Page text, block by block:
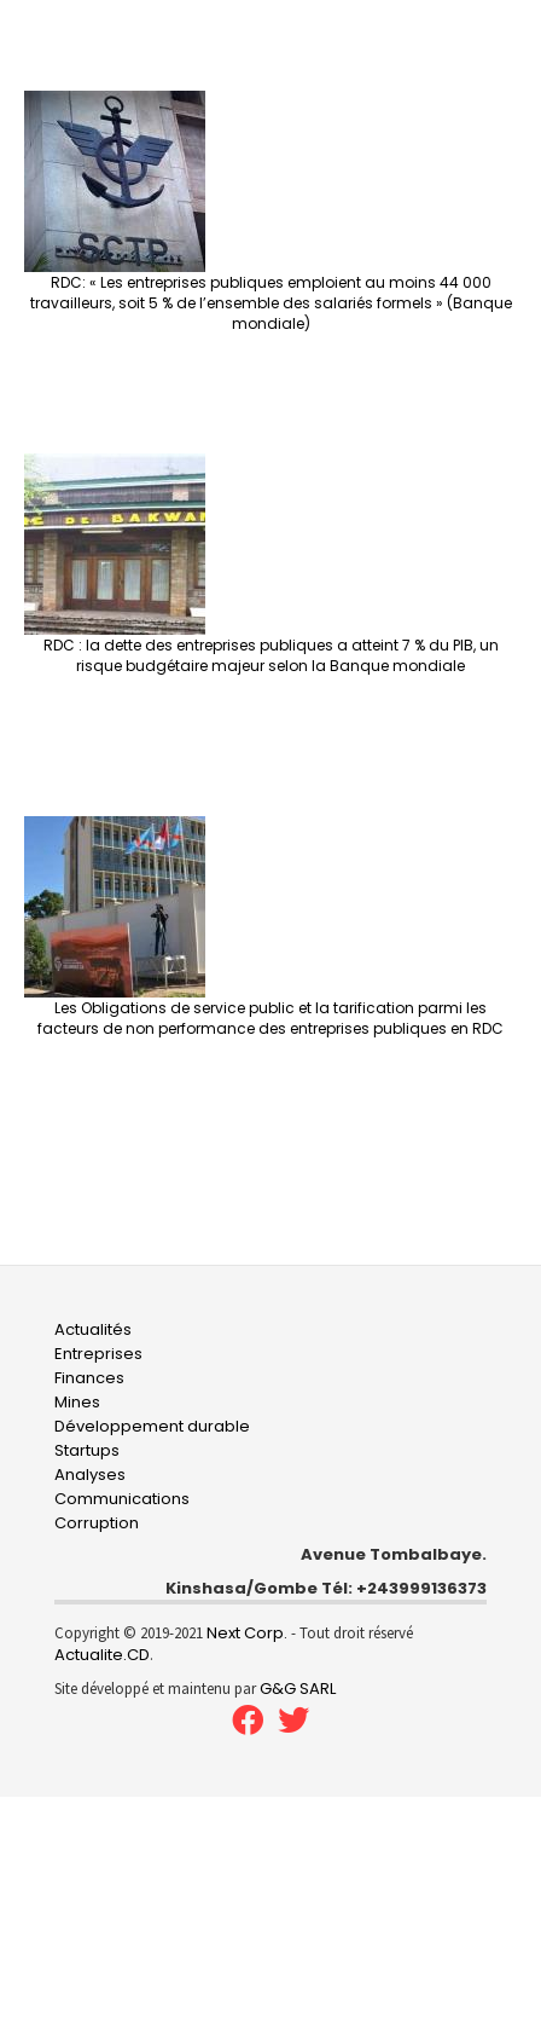
RDC: « Les entreprises publiques emploient au moins 44 000
travailleurs, soit 5 % de l’ensemble des salariés formels » (Banque
mondiale)
RDC : la dette des entreprises publiques a atteint 7 % du PIB, un
risque budgétaire majeur selon la Banque mondiale
Les Obligations de service public et la tarification parmi les
facteurs de non performance des entreprises publiques en RDC
Main
navigation
Actualités
Entreprises
Finances
Mines
Développement durable
Startups
Analyses
Communications
Corruption
Avenue Tombalbaye.
Kinshasa/Gombe Tél: +243999136373
Copyright © 2019-2021Next Corp. - Tout droit réservé
Actualite.CD.
Site développé et maintenu parG&G SARL